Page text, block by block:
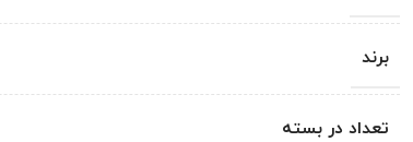
برند
تعداد در بسته